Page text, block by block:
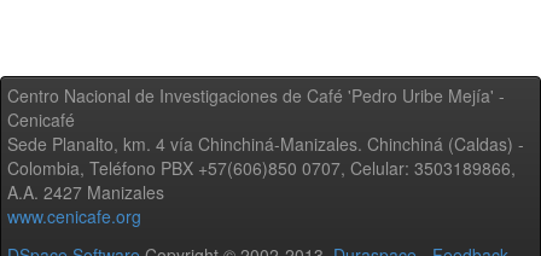
Centro Nacional de Investigaciones de Café 'Pedro Uribe Mejía' -
Cenicafé
Sede Planalto, km. 4 vía Chinchiná-Manizales. Chinchiná (Caldas) -
Colombia, Teléfono PBX +57(606)850 0707, Celular: 3503189866,
A.A. 2427 Manizales
www.cenicafe.org